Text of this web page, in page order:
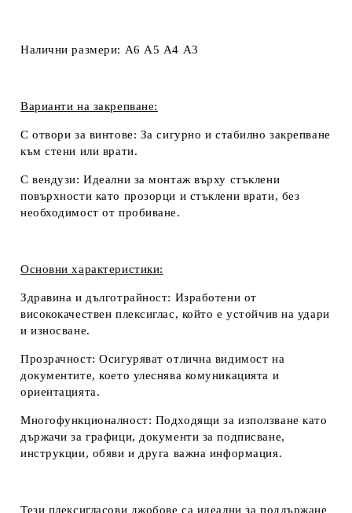
Налични размери: А6 А5 А4 А3
Варианти на закрепване:
С отвори за винтове: За сигурно и стабилно закрепване
към стени или врати.
С вендузи: Идеални за монтаж върху стъклени
повърхности като прозорци и стъклени врати, без
необходимост от пробиване.
Основни характеристики:
Здравина и дълготрайност: Изработени от
висококачествен плексиглас, който е устойчив на удари
и износване.
Прозрачност: Осигуряват отлична видимост на
документите, което улеснява комуникацията и
ориентацията.
Многофункционалност: Подходящи за използване като
държачи за графици, документи за подписване,
инструкции, обяви и друга важна информация.
Тези плексигласови джобове са идеални за поддържане